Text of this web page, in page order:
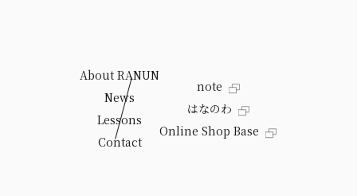
About RANUN
News
Lessons
Contact
note
はなのわ
Online Shop Base